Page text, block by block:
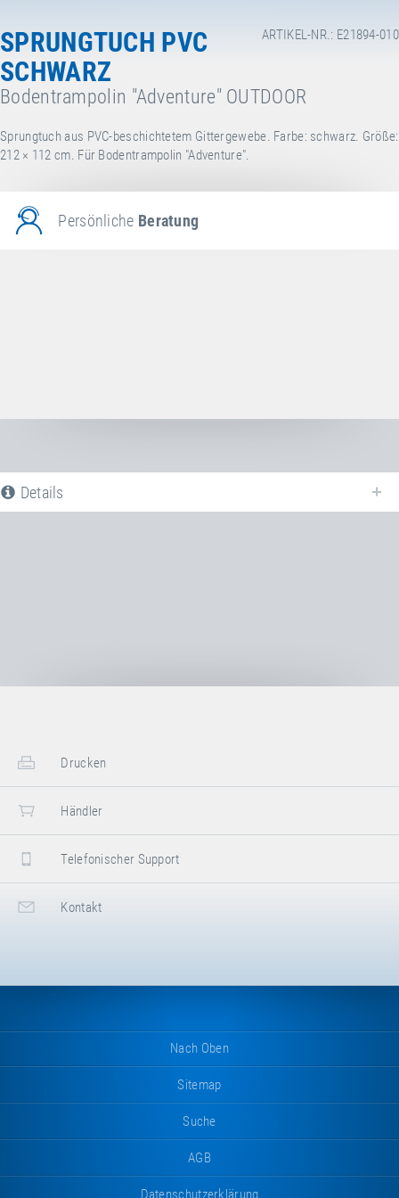
ARTIKEL-NR.: E21894-010
SPRUNGTUCH PVC
SCHWARZ
Bodentrampolin "Adventure" OUTDOOR
Sprungtuch aus PVC-beschichtetem Gittergewebe. Farbe: schwarz. Größe:
212 × 112 cm. Für Bodentrampolin "Adventure".
Persönliche Beratung
Details
Drucken
Händler
Telefonischer Support
Kontakt
Nach Oben
Sitemap
Suche
AGB
Datenschutzerklärung